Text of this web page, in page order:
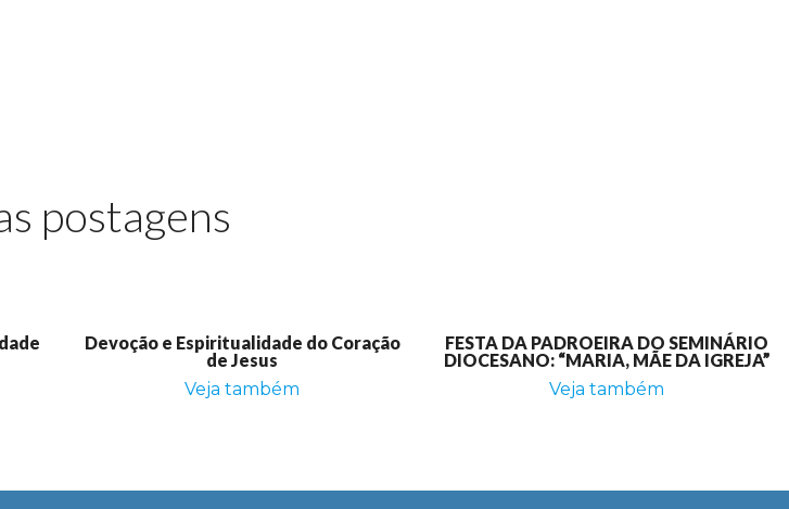
postagens
Devoção e Espiritualidade do Coração
de Jesus
Veja também
FESTA DA PADROEIRA DO SEMINÁRIO
DIOCESANO: “MARIA, MÃE DA IGREJA”
Veja também